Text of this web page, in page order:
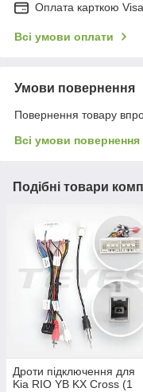
Оплата карткою
Всі умови оплати
Умови повернення
Повернення товару
Всі умови повернення
Подібні товари
Дроти підключення для
Kia RIO YB KX Cross (1